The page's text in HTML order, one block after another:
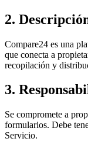
2.
Compare24 es una
que conecta a
recopilación y
3.
Se compromete a
formularios. Debe
Servicio.